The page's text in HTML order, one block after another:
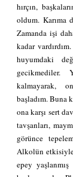
hırçın,
oldum. Karıma
Zamanda işi
kadar
huyumdaki
gecikmediler.
kalmayarak,
başladım. Buna
ona karşı sert
tavşanları,
görünce
Alkolün etkisiyle
epey